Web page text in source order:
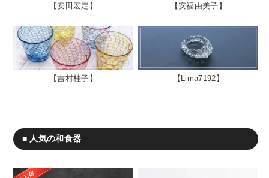
安田宏定 安福由美子
吉村桂子 Lima7192
■ 人気の和食器